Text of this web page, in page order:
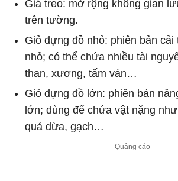
Giá treo: mở rộng không gian
trên tường.
Giỏ đựng đồ nhỏ: phiên bản cải
nhỏ; có thể chứa nhiều tài
than, xương, tấm ván…
Giỏ đựng đồ lớn: phiên bản
lớn; dùng để chứa vật nặng
quả dừa, gạch…